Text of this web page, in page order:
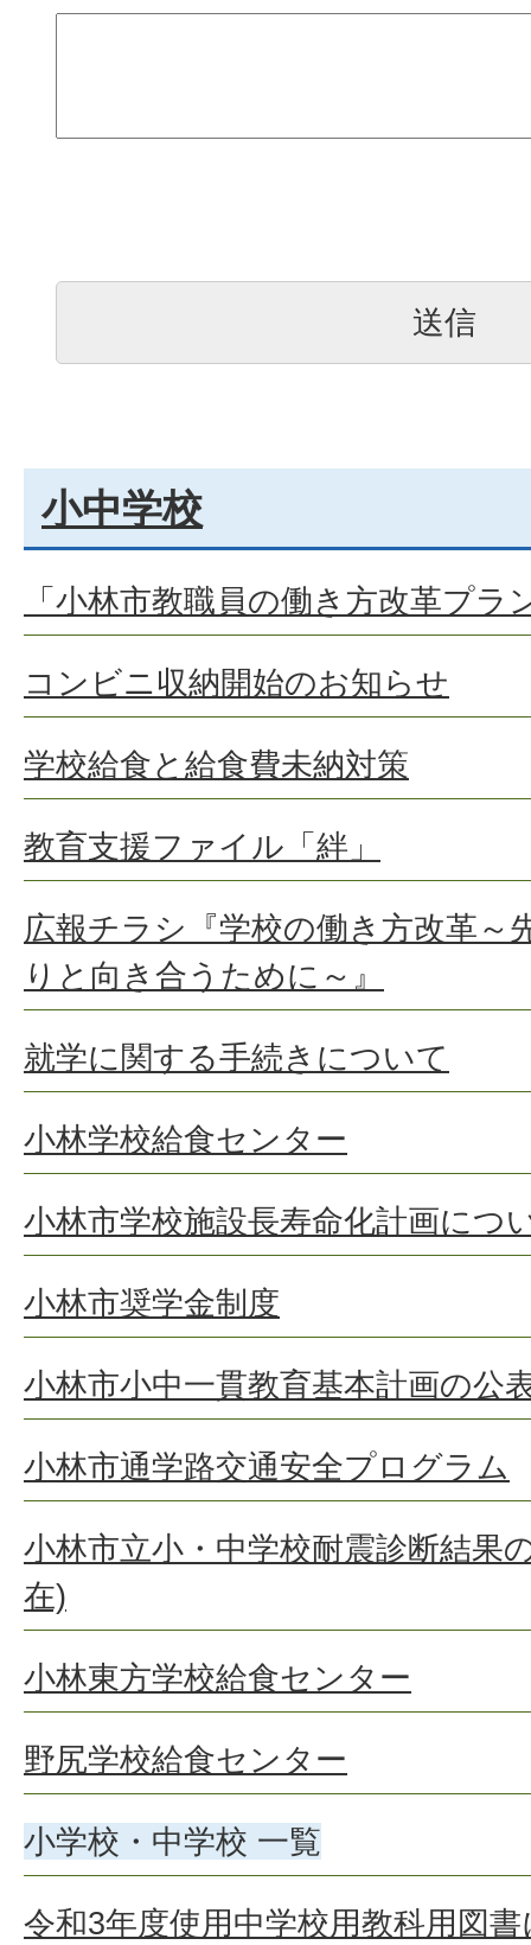
小中学校
「小林市教職員の働き方改革プ
コンビニ収納開始のお知らせ
学校給食と給食費未納対策
教育支援ファイル「絆」
広報チラシ『学校の働き方改革～
りと向き合うために～』
就学に関する手続きについて
小林学校給食センター
小林市学校施設長寿命化計画につ
小林市奨学金制度
小林市小中一貫教育基本計画の公
小林市通学路交通安全プログラム
小林市立小・中学校耐震診断結果
在)
小林東方学校給食センター
野尻学校給食センター
小学校・中学校 一覧
令和3年度使用中学校用教科用図